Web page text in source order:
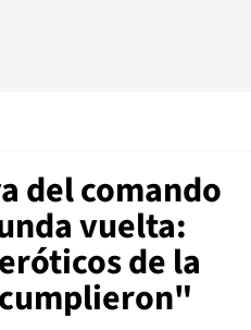
del comando
vuelta:
de la